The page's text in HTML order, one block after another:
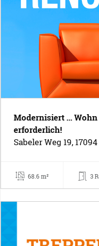
Modernisiert ...
erforderlich!
Sabeler Weg 19,
68.6 m² 3